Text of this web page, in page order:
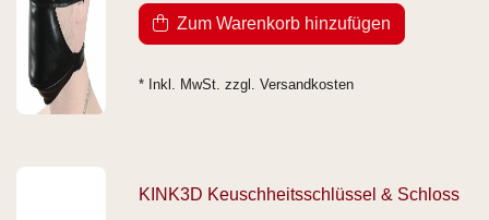
Zum Warenkorb hinzufügen
* Inkl. MwSt. zzgl. Versandkosten
KINK3D Keuschheitsschlüssel & Schloss